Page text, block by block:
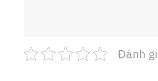
Đánh